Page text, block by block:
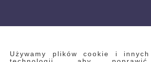
Używamy plików cookie i innych
INFORMACJE